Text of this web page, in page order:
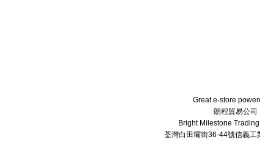
Great e-store
朗程貿易公司
Bright Milestone
荃灣白田壩街36-44號信義工